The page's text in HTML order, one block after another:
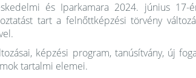
és Iparkamara 2024. június
tart a felnőttképzési törvény
képzési program, tanúsítvány, új
tartalmi elemei.